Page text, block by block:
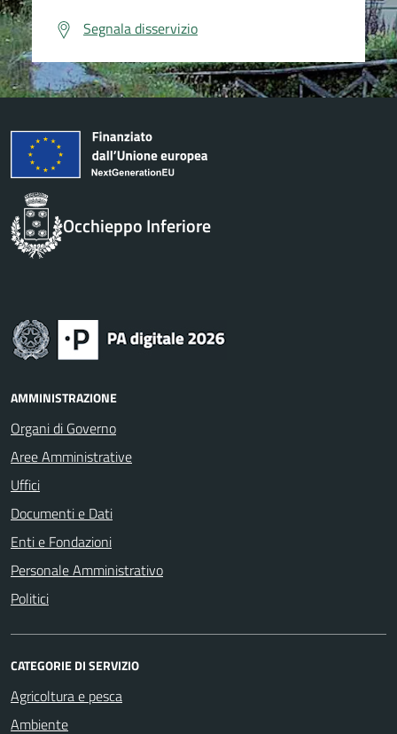
Segnala disservizio
Occhieppo Inferiore
AMMINISTRAZIONE
Organi di Governo
Aree Amministrative
Uffici
Documenti e Dati
Enti e Fondazioni
Personale Amministrativo
Politici
CATEGORIE DI SERVIZIO
Agricoltura e pesca
Ambiente